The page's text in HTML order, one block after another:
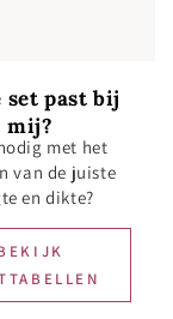
set past bij
mij?
met het
van de juiste
en dikte?